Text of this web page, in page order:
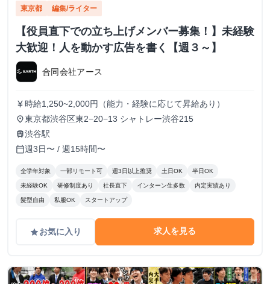
東京都 編集/ライター
【役員直下での立ち上げメンバー募集！】未経験
大歓迎！人を動かす広告を書く【週３～】
合同会社アース
currency_yen 時給1,250~2,000円（能力・経験に応じて昇給あり）
place東京都渋谷区東2−20−13 シャトレー渋谷215
train渋谷駅
calendar_today週3日〜 / 週15時間〜
全学年対象 一部リモート可 週3日以上推奨 土日OK 半日OK
未経験OK 研修制度あり 社長直下 インターン生多数 内定実績あり
髪型自由 私服OK スタートアップ
gradeお気に入り 求人を見る